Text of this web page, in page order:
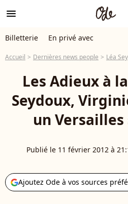
menu
Billetterie En privé avec
Accueil Dernières news people Léa
Les Adieux à
Seydoux,
un
Publié le 11 février 2012 à
Ajoutez Ode à vos sources